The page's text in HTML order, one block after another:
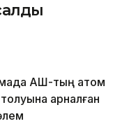
АҚШ-тың атом
арналған